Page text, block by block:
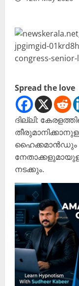
Spread the love
ദില്ലി:
ഹൈക്കമാൻഡും
നടക്കും.